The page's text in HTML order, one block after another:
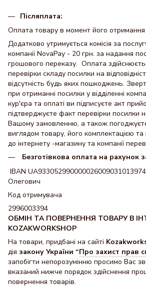
Післяплата:
Оплата товару в момент його отримання
Додатково утримується комісія за
компанії NovaPay - 20 грн. за надання
грошового переказу. Оплата
перевірки складу посилки на
відсутність будь яких пошкоджень.
при отриманні посилки у відділенні
кур'єра та оплаті ви підписуєте акт
підтверджуєте факт перевірки посилки
Вашому замовленню, а також
виглядом товару, його комплектацією та
до інтернету -магазину та компанії
Безготівкова оплата на рахунок
IBAN
Олегович
Код отримувача
2996003394
ОБМІН ТА ПОВЕРНЕННЯ ТОВАРУ В
KOZAKWORKSHOP
На товари, придбані на сайті
дія закону України “Про захист прав
запобігти непорозумінню просимо Вас
вказаний нижче порядок здійснення
повернення товарів.